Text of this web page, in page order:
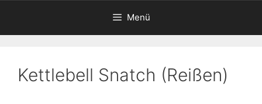
Menü
Kettlebell Snatch (Reißen)